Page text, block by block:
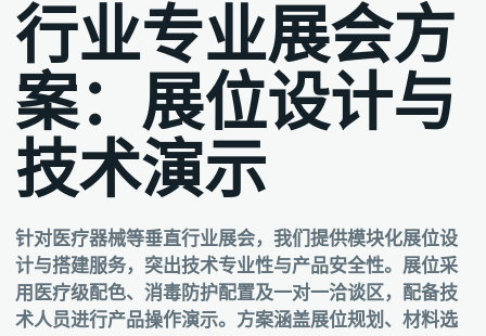
行业专业展会方
案：展位设计与
技术演示
针对医疗器械等垂直行业展会，我们提供模块化展位设
计与搭建服务，突出技术专业性与产品安全性。展位采
用医疗级配色、消毒防护配置及一对一洽谈区，配备技
术人员进行产品操作演示。方案涵盖展位规划、材料选